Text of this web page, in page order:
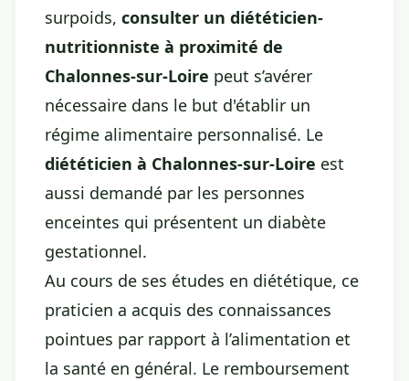
surpoids, consulter un diététicien-
nutritionniste à proximité de
Chalonnes-sur-Loire peut s’avérer
nécessaire dans le but d'établir un
régime alimentaire personnalisé. Le
diététicien à Chalonnes-sur-Loire est
aussi demandé par les personnes
enceintes qui présentent un diabète
gestationnel.
Au cours de ses études en diététique, ce
praticien a acquis des connaissances
pointues par rapport à l’alimentation et
la santé en général. Le remboursement